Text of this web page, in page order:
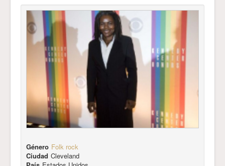
Género Folk rock
Ciudad Cleveland